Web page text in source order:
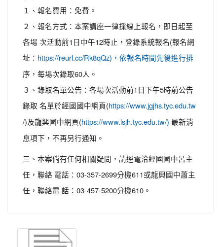
１、報名費用：免費。
２、報名方式：本案講座一律採線上報名，即日起至
各場 次活動前1日中午12時止，登錄系統報名(報名網
址： https://reurl.cc/Rk8qQz)，依報名時間先後進行排
序，每場次錄取60人。
３、錄取名單公告：各場次活動前1日下午5時前公告
錄取 名單於經國國中網頁( https://www.jgjhs.tyc.edu.tw
/)及龍興國中網頁( https://www.lsjh.tyc.edu.tw/) 最新消
息項下，不再另行通知。
三、本案倘有任何相關疑問，請逕電洽經國國中呂主
任，聯絡 電話：03-357-2699分機611或龍興國中蕭主
任，聯絡電 話：03-457-5200分機610。